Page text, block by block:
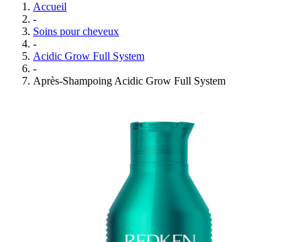
Accueil
-
Soins pour cheveux
-
Acidic Grow Full System
-
Après-Shampoing Acidic Grow Full System